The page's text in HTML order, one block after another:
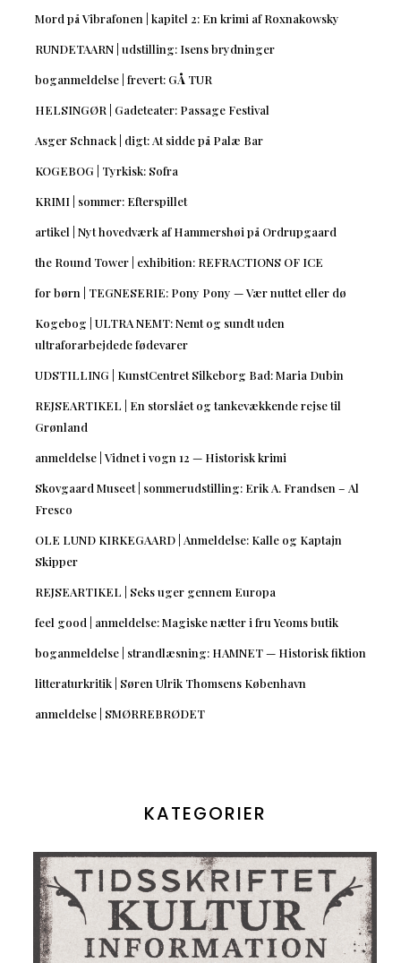
Mord på Vibrafonen | kapitel 2: En krimi af Roxnakowsky
RUNDETAARN | udstilling: Isens brydninger
boganmeldelse | frevert: GÅ TUR
HELSINGØR | Gadeteater: Passage Festival
Asger Schnack | digt: At sidde på Palæ Bar
KOGEBOG | Tyrkisk: Sofra
KRIMI | sommer: Efterspillet
artikel | Nyt hovedværk af Hammershøi på Ordrupgaard
the Round Tower | exhibition: REFRACTIONS OF ICE
for børn | TEGNESERIE: Pony Pony — Vær nuttet eller dø
Kogebog | ULTRA NEMT: Nemt og sundt uden
ultraforarbejdede fødevarer
UDSTILLING | KunstCentret Silkeborg Bad: Maria Dubin
REJSEARTIKEL | En storslået og tankevækkende rejse til
Grønland
anmeldelse | Vidnet i vogn 12 — Historisk krimi
Skovgaard Museet | sommerudstilling: Erik A. Frandsen – Al
Fresco
OLE LUND KIRKEGAARD | Anmeldelse: Kalle og Kaptajn
Skipper
REJSEARTIKEL | Seks uger gennem Europa
feel good | anmeldelse: Magiske nætter i fru Yeoms butik
boganmeldelse | strandlæsning: HAMNET — Historisk fiktion
litteraturkritik | Søren Ulrik Thomsens København
anmeldelse | SMØRREBRØDET
KATEGORIER